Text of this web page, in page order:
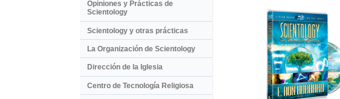
Opiniones y Prácticas de
Scientology
Scientology y otras prácticas
La Organización de Scientology
Dirección de la Iglesia
Centro de Tecnología Religiosa